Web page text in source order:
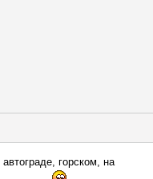
горском, на